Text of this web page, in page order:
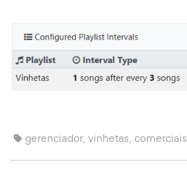
gerenciador, vinhetas, comerciais